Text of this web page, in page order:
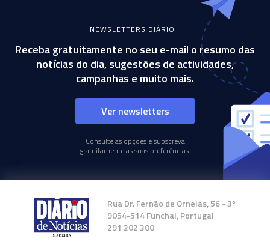
NEWSLETTERS DIÁRIO
Receba gratuitamente no seu e-mail o resumo das
notícias do dia, sugestões de actividades,
campanhas e muito mais.
Ver newsletters
Consulte as opções e subscreva
gratuitamente as suas preferências.
Rua Dr. Fernão de Ornelas, 56 - 3º
9054-514 Funchal, Portugal
291 202 300